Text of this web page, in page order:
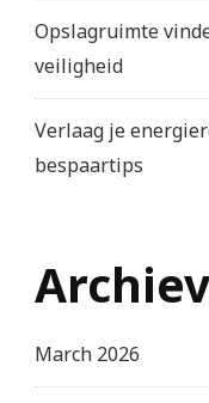
Opslagruimte
veiligheid
Verlaag je
bespaartips
March 2026